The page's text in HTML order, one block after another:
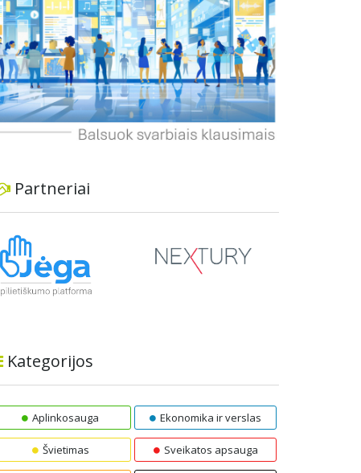
Partneriai
Kategorijos
Aplinkosauga Ekonomika ir verslas
Švietimas Sveikatos apsauga